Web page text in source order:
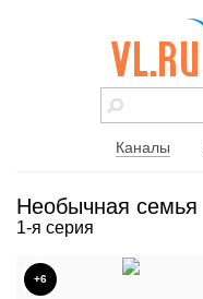
vl.ru - сайт
города
Каналы
Необычная семья
1-я серия
+6